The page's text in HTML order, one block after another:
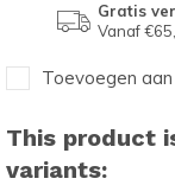
Gratis
Vanaf
Toevoegen
This product
variants: